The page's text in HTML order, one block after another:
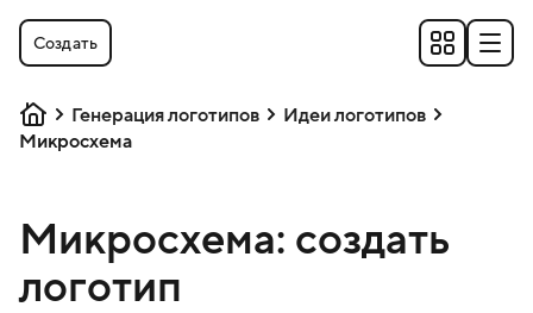
Создать
Генерация логотипов
Идеи логотипов
Микросхема
Микросхема: создать
логотип